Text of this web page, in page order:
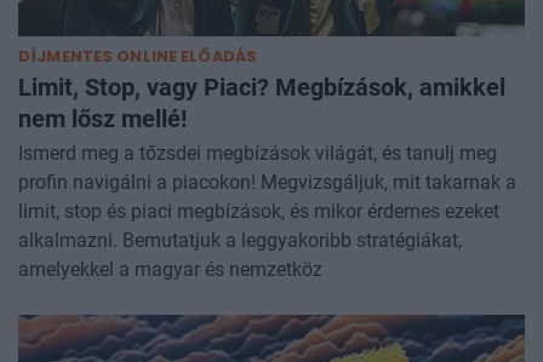
DÍJMENTES ONLINE ELŐADÁS
Limit, Stop, vagy Piaci? Megbízások, amikkel
nem lősz mellé!
Ismerd meg a tőzsdei megbízások világát, és tanulj meg
profin navigálni a piacokon! Megvizsgáljuk, mit takarnak a
limit, stop és piaci megbízások, és mikor érdemes ezeket
alkalmazni. Bemutatjuk a leggyakoribb stratégiákat,
amelyekkel a magyar és nemzetköz